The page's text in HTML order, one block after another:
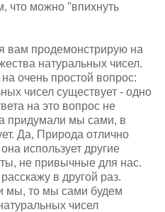
что можно "впихнуть
вам продемонстрирую на
натуральных чисел.
очень простой вопрос:
чисел существует - одно
на это вопрос не
придумали мы сами, в
Да, Природа отлично
использует другие
не привычные для нас.
в другой раз.
мы, то мы сами будем
чисел